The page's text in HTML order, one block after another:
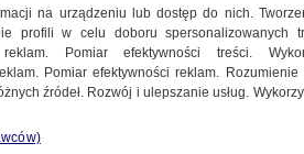
na urządzeniu lub dostęp do nich.
profili w celu doboru spersonalizowanych
reklam. Pomiar efektywności treści.
Pomiar efektywności reklam.
źródeł. Rozwój i ulepszanie usług.